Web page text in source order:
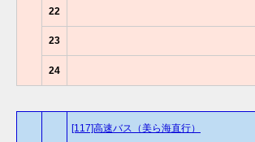
22
23
24
[117]高速バス（美ら海直行）